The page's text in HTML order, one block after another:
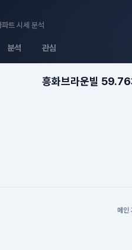
트 시세 분석
분석 관심
흥화브라운빌
메인